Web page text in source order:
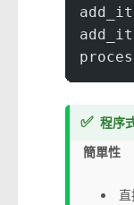
✅ 程序
簡單性